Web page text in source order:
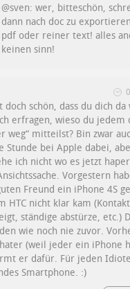
@sven: wer, bitteschön,
dann nach doc zu
pdf oder reiner text! alles
keinen sinn!
doch schön, dass du dich
erfragen, wieso du jedem
weg“ mitteilst? Bin zwar
Stunde bei Apple dabei,
ich nicht wo es jetzt
Vorgestern
Freund ein iPhone 4S
HTC nicht klar kam
ständige abstürze, etc.)
wie noch nie zuvor.
(weil jeder ein iPhone
er dafür. Für jeden
Smartphone. :)